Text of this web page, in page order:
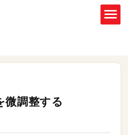
微調整する